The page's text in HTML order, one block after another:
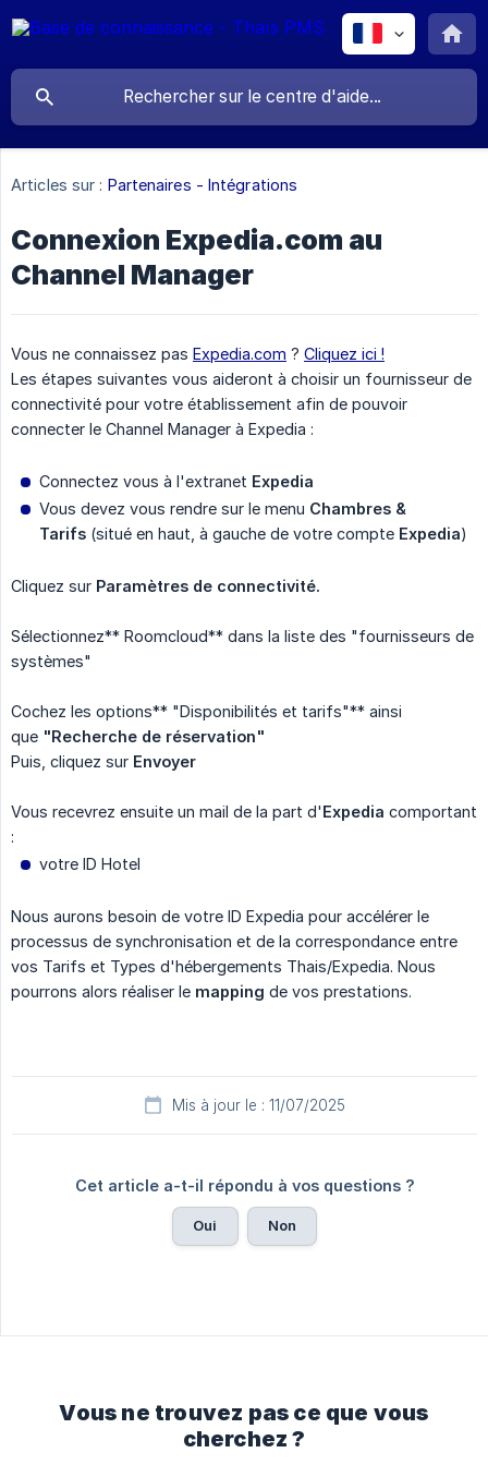
Articles sur : Partenaires - Intégrations
Connexion Expedia.com au
Channel Manager
Vous ne connaissez pas Expedia.com ? Cliquez ici !
Les étapes suivantes vous aideront à choisir un fournisseur de
connectivité pour votre établissement afin de pouvoir
connecter le Channel Manager à Expedia :
Connectez vous à l'extranet Expedia
Vous devez vous rendre sur le menu Chambres &
Tarifs (situé en haut, à gauche de votre compte Expedia)
Cliquez sur Paramètres de connectivité.
Sélectionnez** Roomcloud** dans la liste des "fournisseurs de
systèmes"
Cochez les options** "Disponibilités et tarifs"** ainsi
que "Recherche de réservation"
Puis, cliquez sur Envoyer
Vous recevrez ensuite un mail de la part d'Expedia comportant
:
votre ID Hotel
Nous aurons besoin de votre ID Expedia pour accélérer le
processus de synchronisation et de la correspondance entre
vos Tarifs et Types d'hébergements Thais/Expedia. Nous
pourrons alors réaliser le mapping de vos prestations.
Mis à jour le : 11/07/2025
Cet article a-t-il répondu à vos questions ?
Oui Non
Vous ne trouvez pas ce que vous
cherchez ?